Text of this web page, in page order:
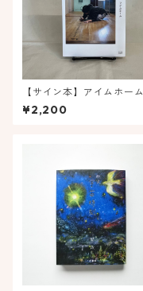
【サイン本】アイムホーム
¥2,200